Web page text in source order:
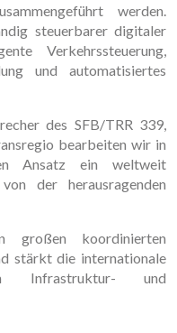
werden.
steuerbarer digitaler
Verkehrssteuerung,
und automatisiertes
des SFB/TRR 339,
bearbeiten wir in
Ansatz ein weltweit
der herausragenden
koordinierten
stärkt die internationale
Infrastruktur- und